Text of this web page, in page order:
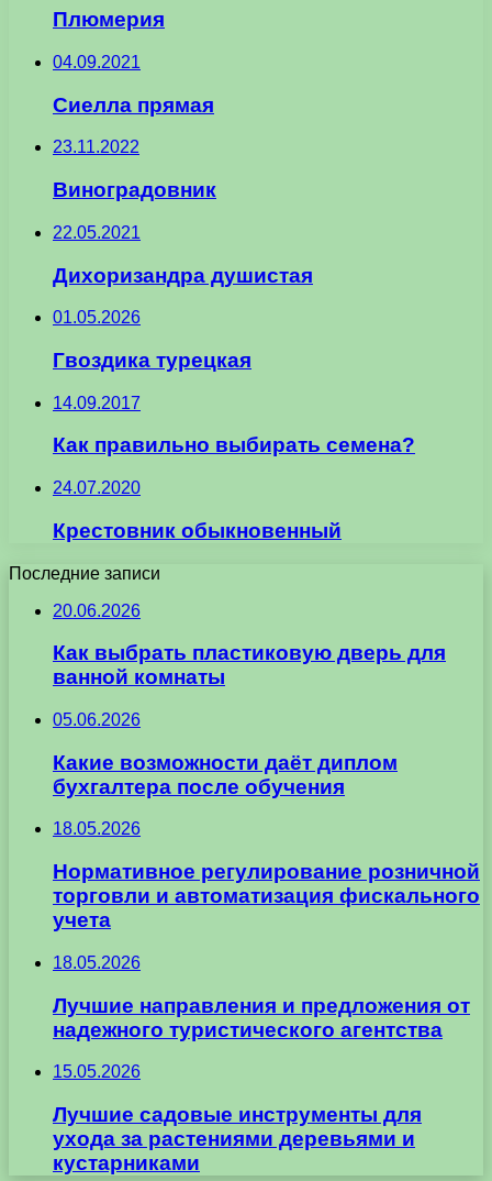
Плюмерия
04.09.2021
Сиелла прямая
23.11.2022
Виноградовник
22.05.2021
Дихоризандра душистая
01.05.2026
Гвоздика турецкая
14.09.2017
Как правильно выбирать семена?
24.07.2020
Крестовник обыкновенный
Последние записи
20.06.2026
Как выбрать пластиковую дверь для
ванной комнаты
05.06.2026
Какие возможности даёт диплом
бухгалтера после обучения
18.05.2026
Нормативное регулирование розничной
торговли и автоматизация фискального
учета
18.05.2026
Лучшие направления и предложения от
надежного туристического агентства
15.05.2026
Лучшие садовые инструменты для
ухода за растениями деревьями и
кустарниками